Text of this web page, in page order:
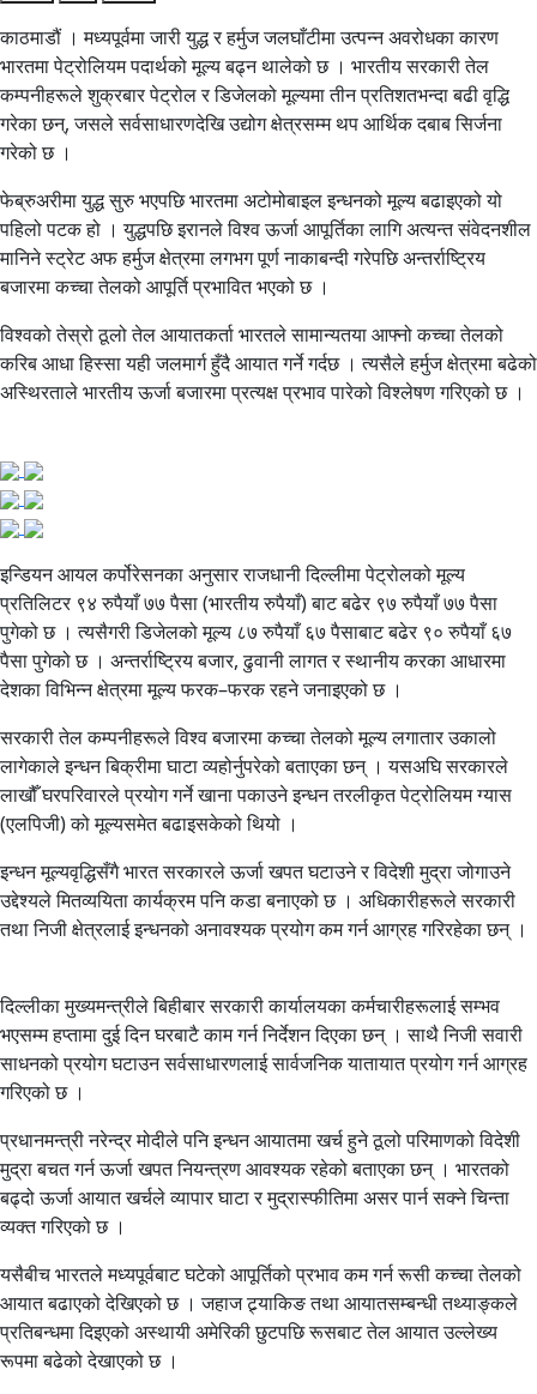
काठमाडौं । मध्यपूर्वमा जारी युद्ध र हर्मुज जलघाँटीमा उत्पन्न अवरोधका कारण
भारतमा पेट्रोलियम पदार्थको मूल्य बढ्न थालेको छ । भारतीय सरकारी तेल
कम्पनीहरूले शुक्रबार पेट्रोल र डिजेलको मूल्यमा तीन प्रतिशतभन्दा बढी वृद्धि
गरेका छन्, जसले सर्वसाधारणदेखि उद्योग क्षेत्रसम्म थप आर्थिक दबाब सिर्जना
गरेको छ ।
फेब्रुअरीमा युद्ध सुरु भएपछि भारतमा अटोमोबाइल इन्धनको मूल्य बढाइएको यो
पहिलो पटक हो । युद्धपछि इरानले विश्व ऊर्जा आपूर्तिका लागि अत्यन्त संवेदनशील
मानिने स्ट्रेट अफ हर्मुज क्षेत्रमा लगभग पूर्ण नाकाबन्दी गरेपछि अन्तर्राष्ट्रिय
बजारमा कच्चा तेलको आपूर्ति प्रभावित भएको छ ।
विश्वको तेस्रो ठूलो तेल आयातकर्ता भारतले सामान्यतया आफ्नो कच्चा तेलको
करिब आधा हिस्सा यही जलमार्ग हुँदै आयात गर्ने गर्दछ । त्यसैले हर्मुज क्षेत्रमा बढेको
अस्थिरताले भारतीय ऊर्जा बजारमा प्रत्यक्ष प्रभाव पारेको विश्लेषण गरिएको छ ।
इन्डियन आयल कर्पोरेसनका अनुसार राजधानी दिल्लीमा पेट्रोलको मूल्य
प्रतिलिटर ९४ रुपैयाँ ७७ पैसा (भारतीय रुपैयाँ) बाट बढेर ९७ रुपैयाँ ७७ पैसा
पुगेको छ । त्यसैगरी डिजेलको मूल्य ८७ रुपैयाँ ६७ पैसाबाट बढेर ९० रुपैयाँ ६७
पैसा पुगेको छ । अन्तर्राष्ट्रिय बजार, ढुवानी लागत र स्थानीय करका आधारमा
देशका विभिन्न क्षेत्रमा मूल्य फरक–फरक रहने जनाइएको छ ।
सरकारी तेल कम्पनीहरूले विश्व बजारमा कच्चा तेलको मूल्य लगातार उकालो
लागेकाले इन्धन बिक्रीमा घाटा व्यहोर्नुपरेको बताएका छन् । यसअघि सरकारले
लाखौँ घरपरिवारले प्रयोग गर्ने खाना पकाउने इन्धन तरलीकृत पेट्रोलियम ग्यास
(एलपिजी) को मूल्यसमेत बढाइसकेको थियो ।
इन्धन मूल्यवृद्धिसँगै भारत सरकारले ऊर्जा खपत घटाउने र विदेशी मुद्रा जोगाउने
उद्देश्यले मितव्ययिता कार्यक्रम पनि कडा बनाएको छ । अधिकारीहरूले सरकारी
तथा निजी क्षेत्रलाई इन्धनको अनावश्यक प्रयोग कम गर्न आग्रह गरिरहेका छन् ।
दिल्लीका मुख्यमन्त्रीले बिहीबार सरकारी कार्यालयका कर्मचारीहरूलाई सम्भव
भएसम्म हप्तामा दुई दिन घरबाटै काम गर्न निर्देशन दिएका छन् । साथै निजी सवारी
साधनको प्रयोग घटाउन सर्वसाधारणलाई सार्वजनिक यातायात प्रयोग गर्न आग्रह
गरिएको छ ।
प्रधानमन्त्री नरेन्द्र मोदीले पनि इन्धन आयातमा खर्च हुने ठूलो परिमाणको विदेशी
मुद्रा बचत गर्न ऊर्जा खपत नियन्त्रण आवश्यक रहेको बताएका छन् । भारतको
बढ्दो ऊर्जा आयात खर्चले व्यापार घाटा र मुद्रास्फीतिमा असर पार्न सक्ने चिन्ता
व्यक्त गरिएको छ ।
यसैबीच भारतले मध्यपूर्वबाट घटेको आपूर्तिको प्रभाव कम गर्न रूसी कच्चा तेलको
आयात बढाएको देखिएको छ । जहाज ट्र्याकिङ तथा आयातसम्बन्धी तथ्याङ्कले
प्रतिबन्धमा दिइएको अस्थायी अमेरिकी छुटपछि रूसबाट तेल आयात उल्लेख्य
रूपमा बढेको देखाएको छ ।